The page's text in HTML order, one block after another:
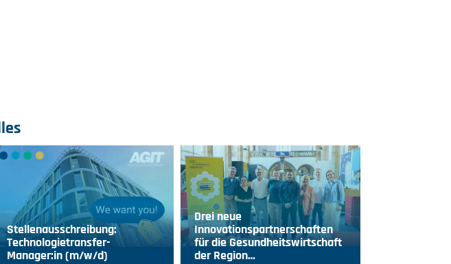
Stellenausschreibung:
Technologietransfer-
Manager:in (m/w/d)
Drei neue
Innovationspartnerschaften
für die Gesundheitswirtschaft
der Region…